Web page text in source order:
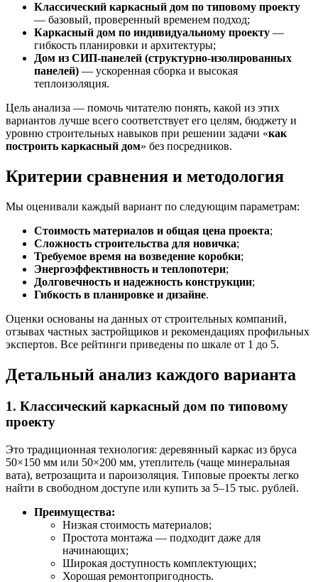
Классический каркасный дом по типовому проекту
— базовый, проверенный временем подход;
Каркасный дом по индивидуальному проекту —
гибкость планировки и архитектуры;
Дом из СИП-панелей (структурно-изолированных
панелей) — ускоренная сборка и высокая
теплоизоляция.
Цель анализа — помочь читателю понять, какой из этих
вариантов лучше всего соответствует его целям, бюджету и
уровню строительных навыков при решении задачи «как
построить каркасный дом» без посредников.
Критерии сравнения и методология
Мы оценивали каждый вариант по следующим параметрам:
Стоимость материалов и общая цена проекта;
Сложность строительства для новичка;
Требуемое время на возведение коробки;
Энергоэффективность и теплопотери;
Долговечность и надежность конструкции;
Гибкость в планировке и дизайне.
Оценки основаны на данных от строительных компаний,
отзывах частных застройщиков и рекомендациях профильных
экспертов. Все рейтинги приведены по шкале от 1 до 5.
Детальный анализ каждого варианта
1. Классический каркасный дом по типовому
проекту
Это традиционная технология: деревянный каркас из бруса
50×150 мм или 50×200 мм, утеплитель (чаще минеральная
вата), ветрозащита и пароизоляция. Типовые проекты легко
найти в свободном доступе или купить за 5–15 тыс. рублей.
Преимущества:
Низкая стоимость материалов;
Простота монтажа — подходит даже для
начинающих;
Широкая доступность комплектующих;
Хорошая ремонтопригодность.